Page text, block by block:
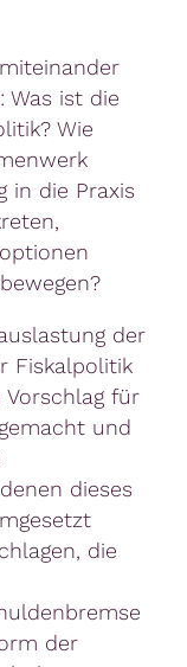
Was ist die
Wie
in die Praxis
der
Fiskalpolitik
für
und
dieses
die
der